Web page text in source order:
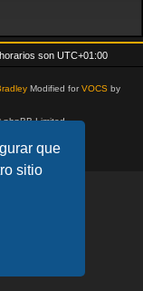
que
sitio
son UTC+01:00
Modified forVOCSby
phpBB Limited